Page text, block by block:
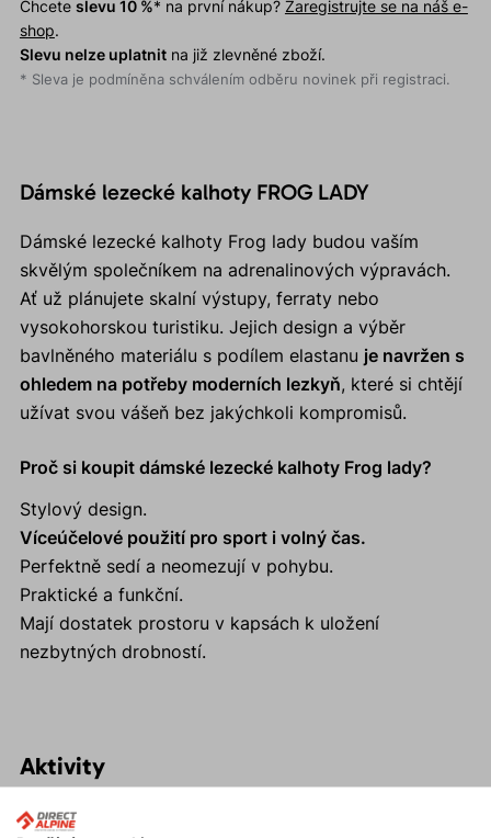
Chcete slevu 10 %* na první nákup? Zaregistrujte se na náš e-
shop.
Slevu nelze uplatnitna již zlevněné zboží.
* Sleva je podmíněna schválením odběru novinek při registraci.
Dámské lezecké kalhoty FROG LADY
Dámské lezecké kalhoty Frog lady budou vaším
skvělým společníkem na adrenalinových výpravách.
Ať už plánujete skalní výstupy, ferraty nebo
vysokohorskou turistiku. Jejich design a výběr
bavlněného materiálu s podílem elastanu je navržen s
ohledem na potřeby moderních lezkyň, které si chtějí
užívat svou vášeň bez jakýchkoli kompromisů.
Proč si koupit dámské lezecké kalhoty Frog lady?
Stylový design.
Víceúčelové použití pro sport i volný čas.
Perfektně sedí a neomezují v pohybu.
Praktické a funkční.
Mají dostatek prostoru v kapsách k uložení
nezbytných drobností.
Aktivity